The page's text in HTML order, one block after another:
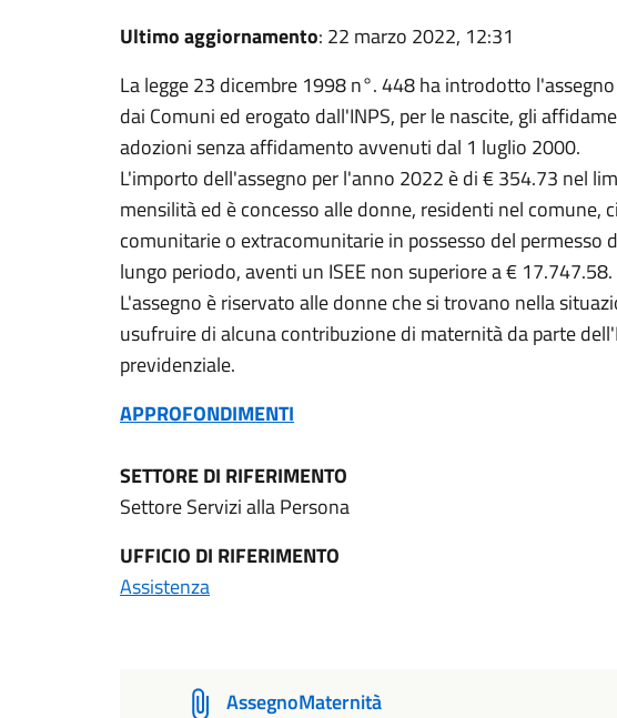
Ultimo aggiornamento: 22 marzo 2022, 12:31
La legge 23 dicembre 1998 n°. 448 ha introdotto
dai Comuni ed erogato dall'INPS, per le nascite, gli
adozioni senza affidamento avvenuti dal 1 luglio 2000.
L'importo dell'assegno per l'anno 2022 è di € 354.73 nel
mensilità ed è concesso alle donne, residenti nel comune,
comunitarie o extracomunitarie in possesso del permesso
lungo periodo, aventi un ISEE non superiore a € 17.747.58.
L'assegno è riservato alle donne che si trovano nella
usufruire di alcuna contribuzione di maternità da parte
previdenziale.
APPROFONDIMENTI
SETTORE DI RIFERIMENTO
Settore Servizi alla Persona
UFFICIO DI RIFERIMENTO
Assistenza
AssegnoMaternità